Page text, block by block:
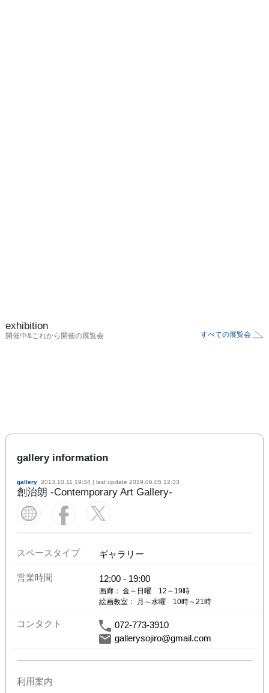
exhibition
開催中&これから開催の展覧会 すべての展覧会
gallery information
gallery 2013.10.11 19:34 | last update 2019.06.05 12:33
創治朗 -Contemporary Art Gallery-
スペースタイプ ギャラリー
営業時間 12:00- 19:00
画廊： 金～日曜　12～19時
絵画教室： 月～水曜　10時～21時
コンタクト
072-773-3910
gallerysojiro@gmail.com
利用案内